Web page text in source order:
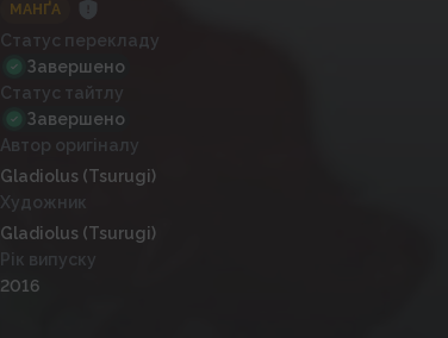
МАНҐА
Статус перекладу
Завершено
Статус тайтлу
Завершено
Автор оригіналу
Gladiolus (Tsurugi)
Художник
Gladiolus (Tsurugi)
Рік випуску
2016